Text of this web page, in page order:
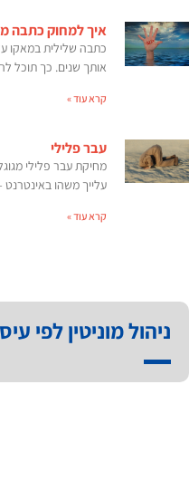
איך למחוק כתבה
כתבה שלילית במאקו
אותך שנים. כך תוכל
קרא עוד »
עבר פלילי
מחיקת עבר פלילי
עלייך משהו באינטרנט
קרא עוד »
ניהול מוניטין לפי